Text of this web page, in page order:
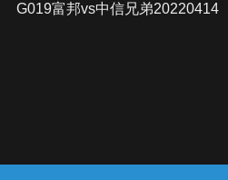
G019富邦vs中信兄弟20220414